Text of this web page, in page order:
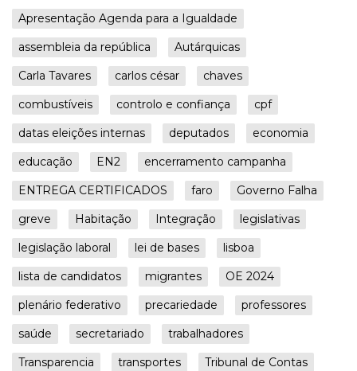
Apresentação Agenda para a Igualdade
assembleia da república
Autárquicas
Carla Tavares
carlos césar
chaves
combustíveis
controlo e confiança
cpf
datas eleições internas
deputados
economia
educação
EN2
encerramento campanha
ENTREGA CERTIFICADOS
faro
Governo Falha
greve
Habitação Integração
legislativas
legislação laboral
lei de bases
lisboa
lista de candidatos
migrantes
OE 2024
plenário federativo
precariedade
professores
saúde
secretariado
trabalhadores
Transparencia
transportes Tribunal de Contas